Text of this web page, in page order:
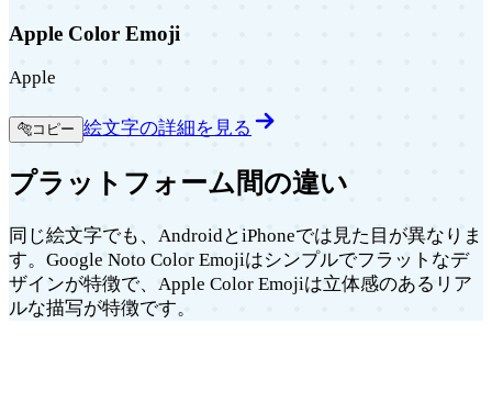
Apple Color Emoji
Apple
🐅コピー 絵文字の詳細を見る
プラットフォーム間の違い
同じ絵文字でも、AndroidとiPhoneでは見た目が異なりま
す。Google Noto Color Emojiはシンプルでフラットなデ
ザインが特徴で、Apple Color Emojiは立体感のあるリア
ルな描写が特徴です。